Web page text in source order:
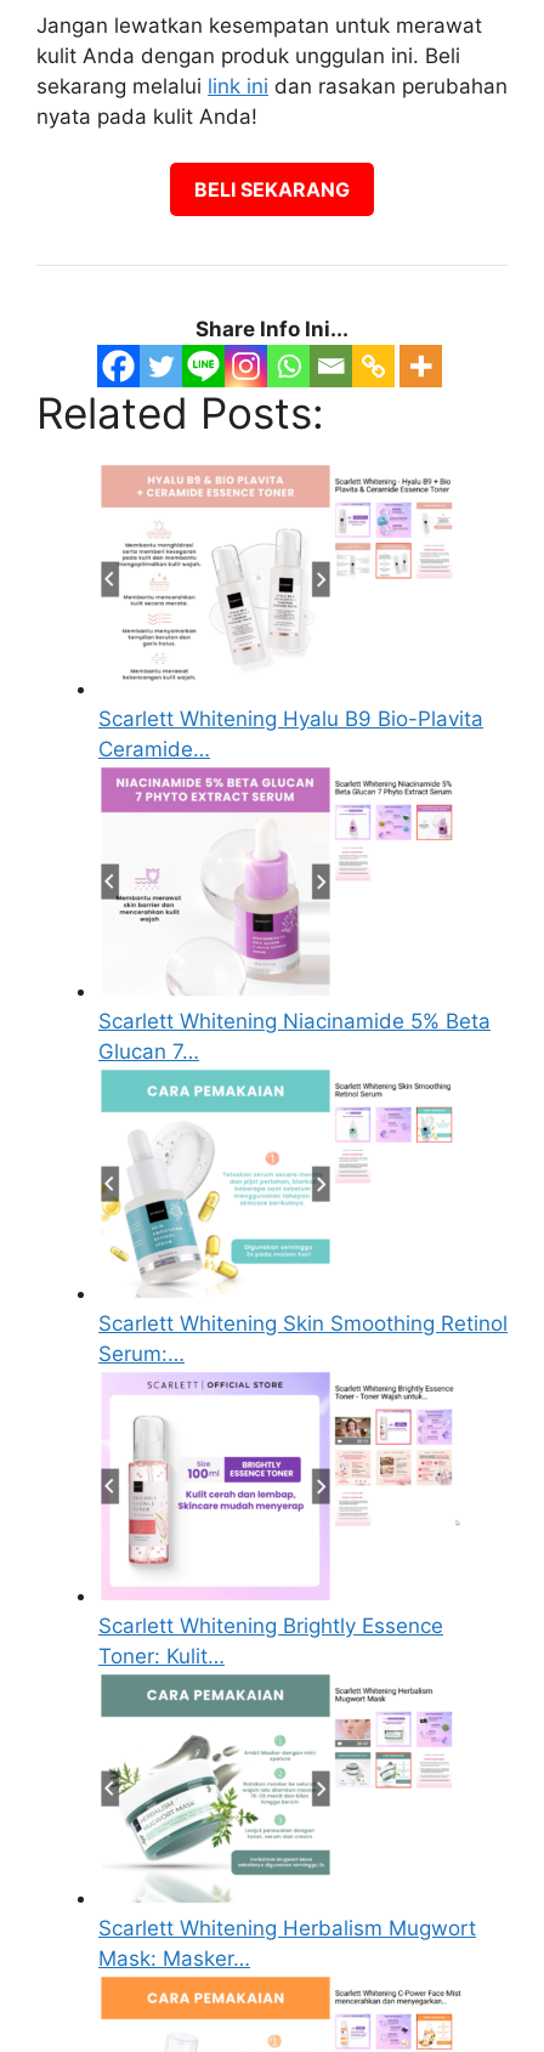
Jangan lewatkan kesempatan untuk merawat
kulit Anda dengan produk unggulan ini. Beli
sekarang melalui link ini dan rasakan perubahan
nyata pada kulit Anda!
BELI SEKARANG
Share Info Ini...
Related Posts:
Scarlett Whitening Hyalu B9 Bio-Plavita
Ceramide…
Scarlett Whitening Niacinamide 5% Beta
Glucan 7…
Scarlett Whitening Skin Smoothing Retinol
Serum:…
Scarlett Whitening Brightly Essence
Toner: Kulit…
Scarlett Whitening Herbalism Mugwort
Mask: Masker…